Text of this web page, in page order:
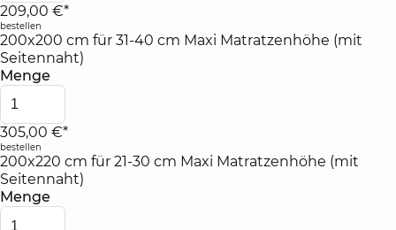
209,00 €*
bestellen
200x200 cm für 31-40 cm Maxi Matratzenhöhe (mit
Seitennaht)
Menge
305,00 €*
bestellen
200x220 cm für 21-30 cm Maxi Matratzenhöhe (mit
Seitennaht)
Menge